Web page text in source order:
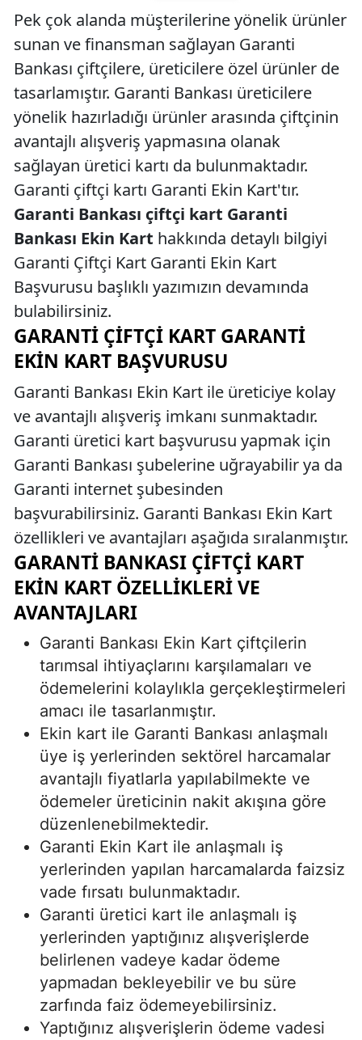
Pek çok alanda müşterilerine yönelik ürünler
sunan ve finansman sağlayan Garanti
Bankası çiftçilere, üreticilere özel ürünler de
tasarlamıştır. Garanti Bankası üreticilere
yönelik hazırladığı ürünler arasında çiftçinin
avantajlı alışveriş yapmasına olanak
sağlayan üretici kartı da bulunmaktadır.
Garanti çiftçi kartı Garanti Ekin Kart'tır.
Garanti Bankası çiftçi kart Garanti
Bankası Ekin Kart hakkında detaylı bilgiyi
Garanti Çiftçi Kart Garanti Ekin Kart
Başvurusu başlıklı yazımızın devamında
bulabilirsiniz.
GARANTI ÇIFTÇI KART GARANTI
EKIN KART BAŞVURUSU
Garanti Bankası Ekin Kart ile üreticiye kolay
ve avantajlı alışveriş imkanı sunmaktadır.
Garanti üretici kart başvurusu yapmak için
Garanti Bankası şubelerine uğrayabilir ya da
Garanti internet şubesinden
başvurabilirsiniz. Garanti Bankası Ekin Kart
özellikleri ve avantajları aşağıda sıralanmıştır.
GARANTI BANKASI ÇIFTÇI KART
EKIN KART ÖZELLIKLERI VE
AVANTAJLARI
Garanti Bankası Ekin Kart çiftçilerin
tarımsal ihtiyaçlarını karşılamaları ve
ödemelerini kolaylıkla gerçekleştirmeleri
amacı ile tasarlanmıştır.
Ekin kart ile Garanti Bankası anlaşmalı
üye iş yerlerinden sektörel harcamalar
avantajlı fiyatlarla yapılabilmekte ve
ödemeler üreticinin nakit akışına göre
düzenlenebilmektedir.
Garanti Ekin Kart ile anlaşmalı iş
yerlerinden yapılan harcamalarda faizsiz
vade fırsatı bulunmaktadır.
Garanti üretici kart ile anlaşmalı iş
yerlerinden yaptığınız alışverişlerde
belirlenen vadeye kadar ödeme
yapmadan bekleyebilir ve bu süre
zarfında faiz ödemeyebilirsiniz.
Yaptığınız alışverişlerin ödeme vadesi